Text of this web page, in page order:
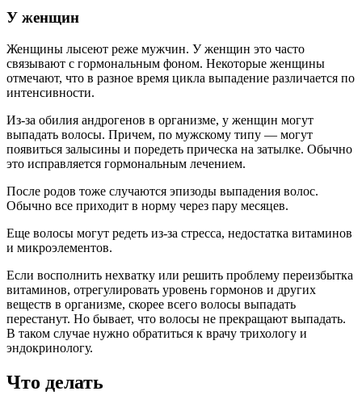
У женщин
Женщины лысеют реже мужчин. У женщин это часто
связывают с гормональным фоном. Некоторые женщины
отмечают, что в разное время цикла выпадение различается по
интенсивности.
Из-за обилия андрогенов в организме, у женщин могут
выпадать волосы. Причем, по мужскому типу — могут
появиться залысины и поредеть прическа на затылке. Обычно
это исправляется гормональным лечением.
После родов тоже случаются эпизоды выпадения волос.
Обычно все приходит в норму через пару месяцев.
Еще волосы могут редеть из-за стресса, недостатка витаминов
и микроэлементов.
Если восполнить нехватку или решить проблему переизбытка
витаминов, отрегулировать уровень гормонов и других
веществ в организме, скорее всего волосы выпадать
перестанут. Но бывает, что волосы не прекращают выпадать.
В таком случае нужно обратиться к врачу трихологу и
эндокринологу.
Что делать